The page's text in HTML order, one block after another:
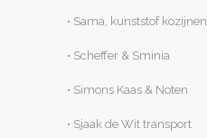
• Sama, kunststof kozijnen
• Scheffer & Sminia
• Simons Kaas & Noten
• Sjaak de Wit transport